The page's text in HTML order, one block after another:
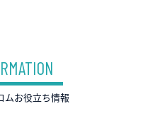
ムお役立ち情報